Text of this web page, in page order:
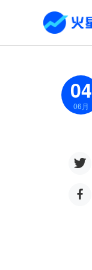
04
06月